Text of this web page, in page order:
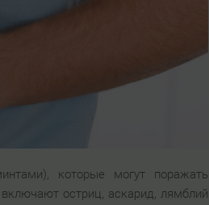
которые могут поражать
остриц, аскарид, лямблий